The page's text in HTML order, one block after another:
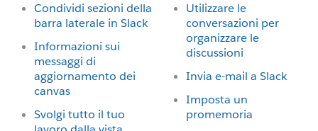
Condividi sezioni della
barra laterale in Slack
Informazioni sui
messaggi di
aggiornamento dei
canvas
Svolgi tutto il tuo
Utilizzare le
conversazioni per
organizzare le
discussioni
Invia e-mail a Slack
Imposta un
promemoria